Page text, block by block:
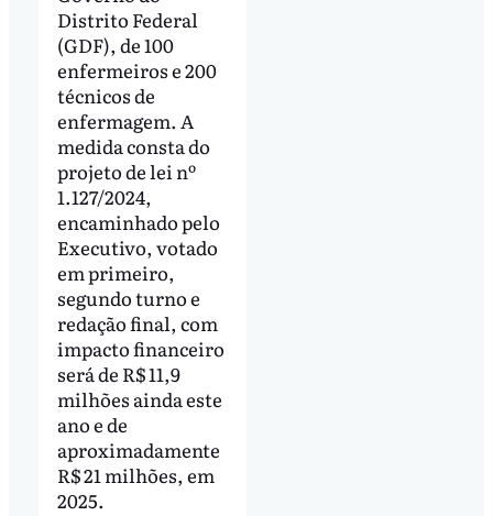
Distrito Federal
(GDF), de 100
enfermeiros e 200
técnicos de
enfermagem. A
medida consta do
projeto de lei nº
1.127/2024,
encaminhado pelo
Executivo, votado
em primeiro,
segundo turno e
redação final, com
impacto financeiro
será de R$ 11,9
milhões ainda este
ano e de
aproximadamente
R$ 21 milhões, em
2025.